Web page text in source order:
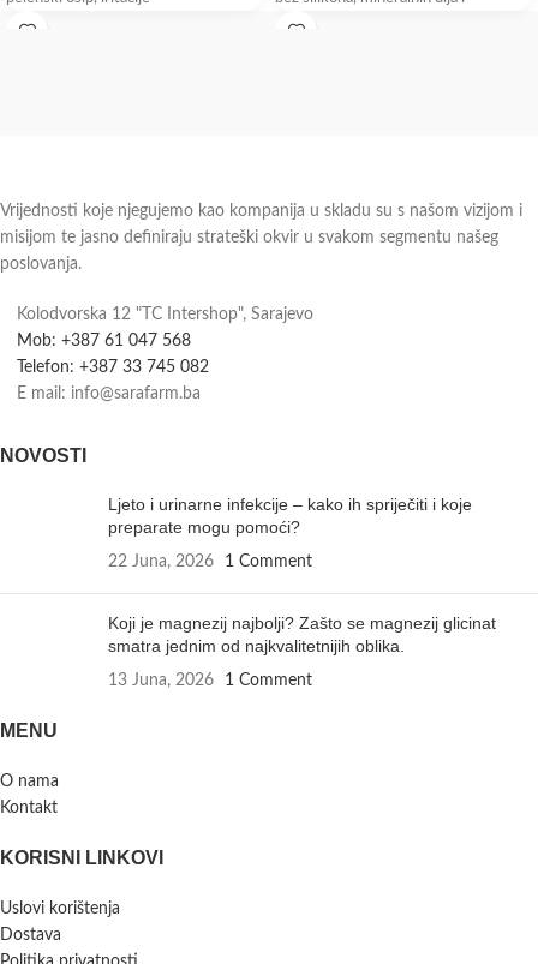
Vrijednosti koje njegujemo kao kompanija u skladu su s našom vizijom i
misijom te jasno definiraju strateški okvir u svakom segmentu našeg
poslovanja.
Kolodvorska 12 "TC Intershop", Sarajevo
Mob: +387 61 047 568
Telefon: +387 33 745 082
E mail: info@sarafarm.ba
NOVOSTI
Ljeto i urinarne infekcije – kako ih spriječiti i koje
preparate mogu pomoći?
22 Juna, 2026 1 Comment
Koji je magnezij najbolji? Zašto se magnezij glicinat
smatra jednim od najkvalitetnijih oblika.
13 Juna, 2026 1 Comment
MENU
O nama
Kontakt
KORISNI LINKOVI
Uslovi korištenja
Dostava